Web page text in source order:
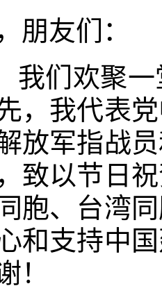
朋友们：
我们欢聚
，我代表
放军指战
致以节日
胞、台湾
和支持中
！